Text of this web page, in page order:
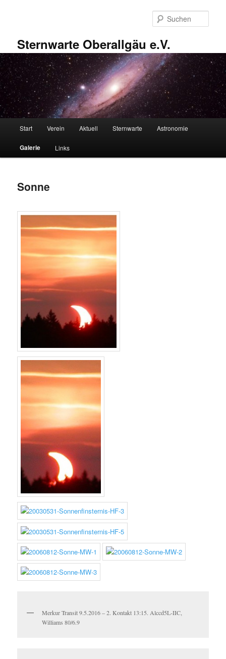
Sternwarte Oberallgäu e.V.
Start Verein Aktuell Sternwarte Astronomie
Galerie Links
Sonne
Merkur Transit 9.5.2016 – 2. Kontakt 13:15. Alccd5L-IIC,
Williams 80/6.9